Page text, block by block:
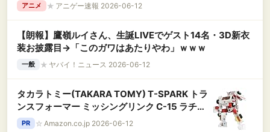
アニメ ★ アニゲー速報 2026-06-12
【朗報】鷹嶺ルイさん、生誕LIVEでゲスト14名・3D新衣
装お披露目→「このガワはあたりやわ」ｗｗｗ
一般 ★ ヤバイ！ニュース 2026-06-12
タカラトミー(TAKARA TOMY) T-SPARK トラ
ンスフォーマー ミッシングリンク C-15 ラチェ
ット 可動フィギュア
PR ☆ Amazon.co.jp 2026-06-12